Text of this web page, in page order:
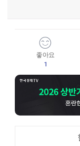
좋아요
1